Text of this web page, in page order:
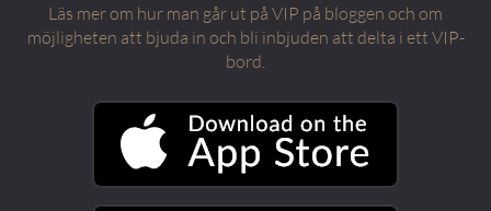
Läs mer om hur man går ut på VIP på bloggen och om
möjligheten att bjuda in och bli inbjuden att delta i ett VIP-
bord.